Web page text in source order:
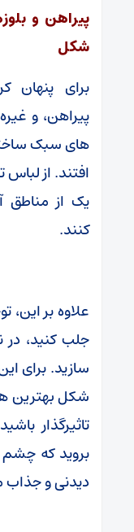
پیراهن و
شکل
برای پنهان
پیراهن، و
های سبک
افتند. از
یک از مناطق
کنند.
علاوه بر این،
جلب کنید،
شکل بهترین
تاثیرگذار
بروید که چشم
دیدنی و جذاب